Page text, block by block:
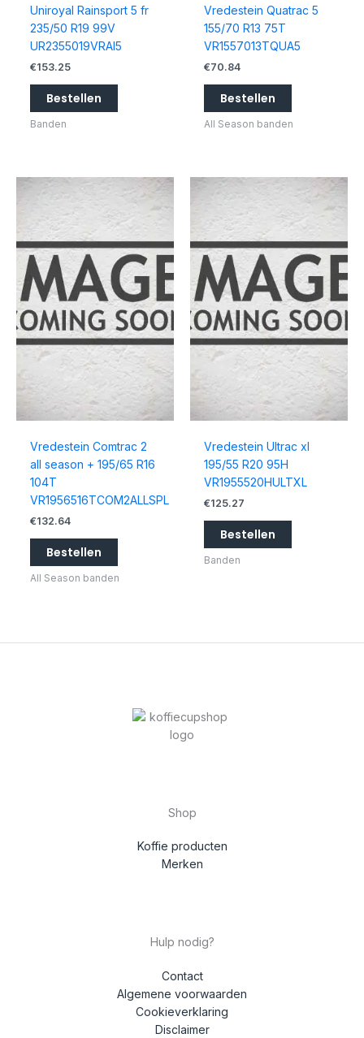
Uniroyal Rainsport 5 fr
235/50 R19 99V
UR2355019VRAI5
€153.25
Bestellen
Banden
Vredestein Quatrac 5
155/70 R13 75T
VR1557013TQUA5
€70.84
Bestellen
All Season banden
Vredestein Comtrac 2
all season + 195/65 R16
104T
VR1956516TCOM2ALLSPL
€132.64
Bestellen
All Season banden
Vredestein Ultrac xl
195/55 R20 95H
VR1955520HULTXL
€125.27
Bestellen
Banden
Shop
Koffie producten
Merken
Hulp nodig?
Contact
Algemene voorwaarden
Cookieverklaring
Disclaimer